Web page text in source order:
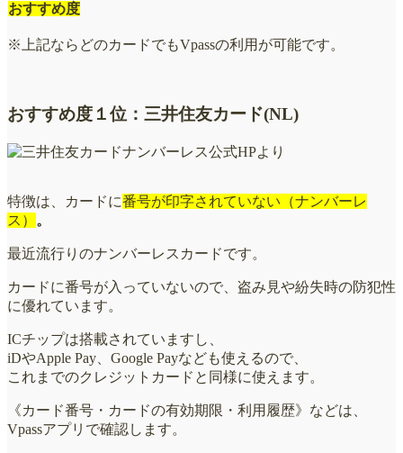
おすすめ度
※上記ならどのカードでもVpassの利用が可能です。
おすすめ度１位：三井住友カード(NL)
公式HPより
特徴は、カードに番号が印字されていない（ナンバーレ
ス） 。
最近流行りのナンバーレスカードです。
カードに番号が入っていないので、盗み見や紛失時の防犯性
に優れています。
ICチップは搭載されていますし、
iDやApple Pay、Google Payなども使えるので、
これまでのクレジットカードと同様に使えます。
《カード番号・カードの有効期限・利用履歴》などは、
Vpassアプリで確認します。